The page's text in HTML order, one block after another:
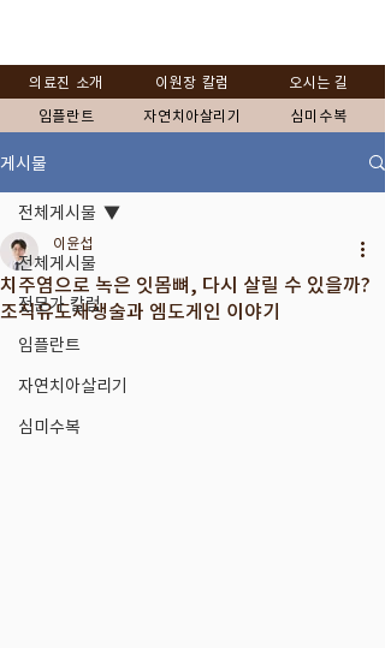
의료진 소개 이원장 칼럼
오시는 길
임플란트
자연치아살리기 심미수복
게시물
전체게시물
전문가 칼럼
임플란트
자연치아살리기
심미수복
전체게시물
치주염으로 녹은 잇몸뼈, 다시 살릴 수 있을까?
조직유도재생술과 엠도게인 이야기
이윤섭